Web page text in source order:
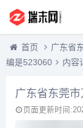
首页
广东省
编是523060
内容
页面更新时间